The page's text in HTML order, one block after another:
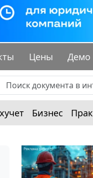
Цены Демо
Бизнес